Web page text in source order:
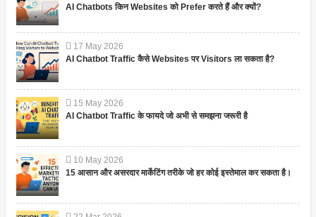
AI Chatbots किन Websites को Prefer करते हैं और क्यों?
17 May 2026
AI Chatbot Traffic कैसे Websites पर Visitors ला सकता है?
15 May 2026
AI Chatbot Traffic के फायदे जो अभी से समझना जरूरी है
10 May 2026
15 आसान और असरदार मार्केटिंग तरीके जो हर कोई इस्तेमाल कर सकता है।